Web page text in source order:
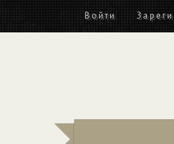
Войти